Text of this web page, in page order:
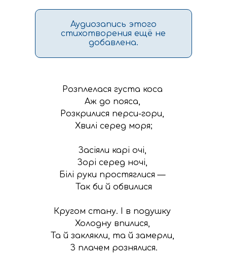
Аудиозапись этого
стихотворения ещё не
добавлена.
Розплелася густа коса
Аж до пояса,
Розкрилися перси-гори,
Хвилі серед моря;
Засіяли карі очі,
Зорі серед ночі,
Білі руки простяглися —
Так би й обвилися
Кругом стану. І в подушку
Холодну впилися,
Та й заклякли, та й замерли,
З плачем рознялися.